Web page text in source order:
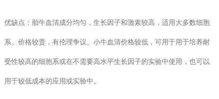
优缺点：胎牛血清成分均匀，生长因子和激素较高，适用大多数细胞
系。价格较贵，有伦理争议。小牛血清价格较低，可用于用于培养耐
受性较高的细胞系或在不需要高水平生长因子的实验中使用，也可以
用于较低成本的应用或实验中。